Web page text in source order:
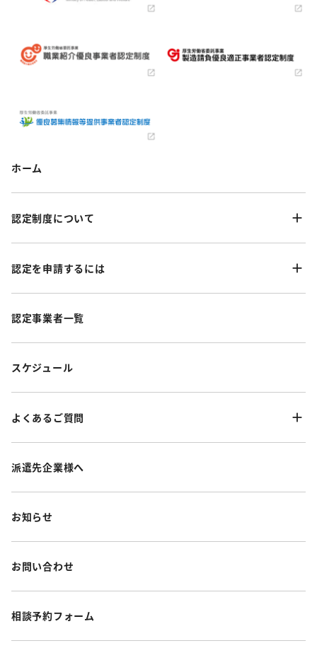
ホーム
認定制度について
認定を申請するには
認定事業者一覧
スケジュール
よくあるご質問
派遣先企業様へ
お知らせ
お問い合わせ
相談予約フォーム